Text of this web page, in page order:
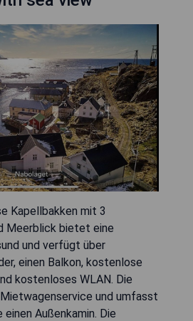
Kapellbakken mit 3
Meerblick bietet eine
und verfügt über
einen Balkon, kostenlose
kostenloses WLAN. Die
und umfasst
Außenkamin. Die